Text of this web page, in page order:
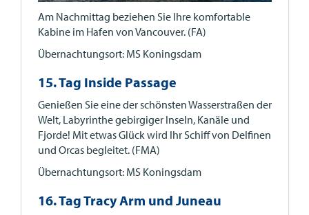
Am Nachmittag beziehen Sie Ihre komfortable
Kabine im Hafen von Vancouver. (FA)
Übernachtungsort: MS Koningsdam
15. Tag Inside Passage
Genießen Sie eine der schönsten Wasserstraßen der
Welt, Labyrinthe gebirgiger Inseln, Kanäle und
Fjorde! Mit etwas Glück wird Ihr Schiff von Delfinen
und Orcas begleitet. (FMA)
Übernachtungsort: MS Koningsdam
16. Tag Tracy Arm und Juneau